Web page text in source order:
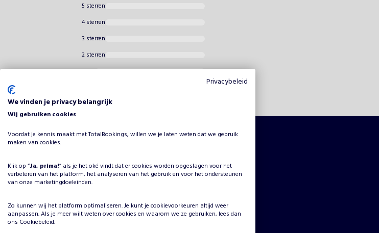
5 sterren
4 sterren
3 sterren
2 sterren
1 ster
Privacybeleid
We vinden je privacy belangrijk
Wij gebruiken cookies
Voordat je kennis maakt met TotalBookings, willen we je laten weten dat we gebruik
maken van cookies.
Klik op “Ja, prima!” als je het oké vindt dat er cookies worden opgeslagen voor het
verbeteren van het platform, het analyseren van het gebruik en voor het ondersteunen
van onze marketingdoeleinden.
Zo kunnen wij het platform optimaliseren. Je kunt je cookievoorkeuren altijd weer
aanpassen. Als je meer wilt weten over cookies en waarom we ze gebruiken, lees dan
ons Cookiebeleid.